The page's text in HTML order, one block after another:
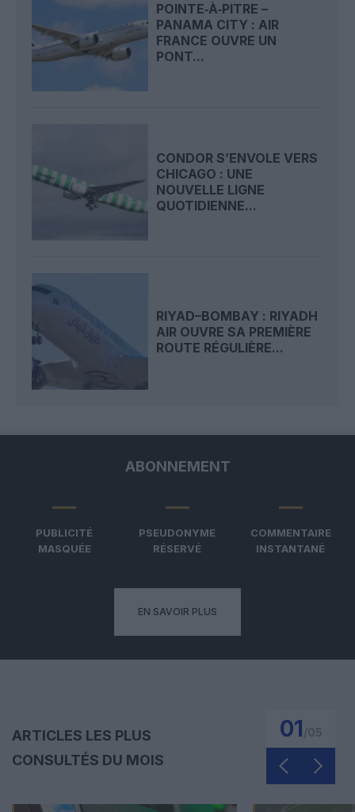
POINTE‑À‑PITRE –
PANAMA CITY : AIR
FRANCE OUVRE UN
PONT...
CONDOR S’ENVOLE VERS
CHICAGO : UNE
NOUVELLE LIGNE
QUOTIDIENNE...
RIYAD–BOMBAY : RIYADH
AIR OUVRE SA PREMIÈRE
ROUTE RÉGULIÈRE...
ABONNEMENT
PUBLICITÉ
MASQUÉE
PSEUDONYME
RÉSERVÉ
COMMENTAIRE
INSTANTANÉ
EN SAVOIR PLUS
ARTICLES LES PLUS
CONSULTÉS DU MOIS
01